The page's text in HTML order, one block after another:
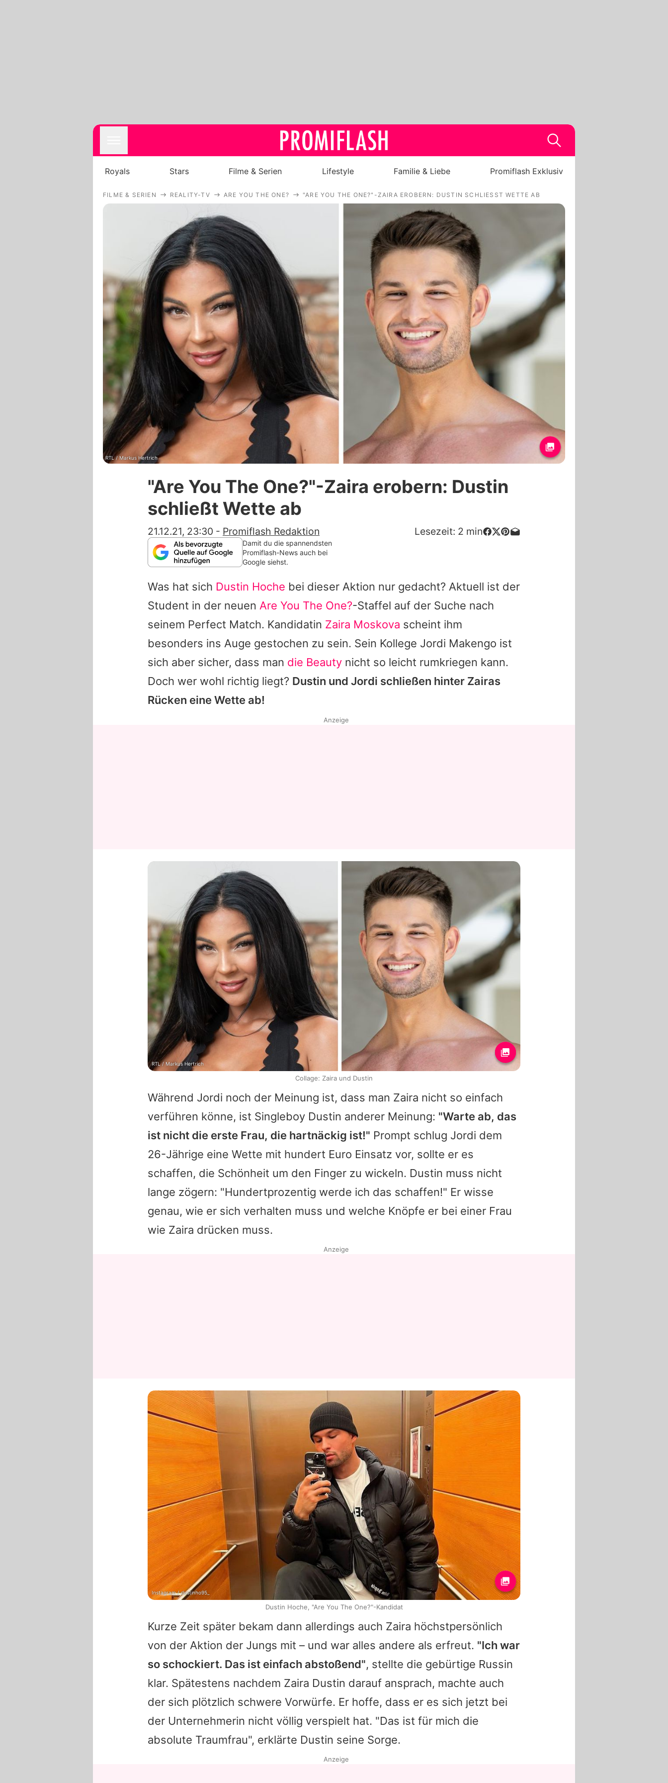
Royals
Familie & Liebe
Promiflash Exklusiv
Alle Themen auf Promiflash
Jobs
App runterladen
Team
Redaktionelle Richtlinien
Impressum
Datenschutzerklärung
Nutzungsbedingungen
Royals Stars Filme & Serien Lifestyle Familie & Liebe Promiflash Exklusiv
FILME & SERIEN REALITY-TV ARE YOU THE ONE? "ARE YOU THE ONE?"-ZAIRA EROBERN: DUSTIN SCHLIESST WETTE AB
RTL / Markus Hertrich
"Are You The One?"-Zaira erobern: Dustin
schließt Wette ab
21.12.21, 23:30 - Promiflash Redaktion Lesezeit: 2 min
Damit du die spannendsten
Promiflash-News auch bei
Google siehst.
Was hat sich Dustin Hoche bei dieser Aktion nur gedacht? Aktuell ist der
Student in der neuen Are You The One?-Staffel auf der Suche nach
seinem Perfect Match. Kandidatin Zaira Moskova scheint ihm
besonders ins Auge gestochen zu sein. Sein Kollege Jordi Makengo ist
sich aber sicher, dass man die Beauty nicht so leicht rumkriegen kann.
Doch wer wohl richtig liegt? Dustin und Jordi schließen hinter Zairas
Rücken eine Wette ab!
Während Jordi noch der Meinung ist, dass man Zaira nicht so einfach
verführen könne, ist Singleboy Dustin anderer Meinung: "Warte ab, das
ist nicht die erste Frau, die hartnäckig ist!" Prompt schlug Jordi dem
26-Jährige eine Wette mit hundert Euro Einsatz vor, sollte er es
schaffen, die Schönheit um den Finger zu wickeln. Dustin muss nicht
lange zögern: "Hundertprozentig werde ich das schaffen!" Er wisse
genau, wie er sich verhalten muss und welche Knöpfe er bei einer Frau
wie Zaira drücken muss.
Kurze Zeit später bekam dann allerdings auch Zaira höchstpersönlich
von der Aktion der Jungs mit – und war alles andere als erfreut. "Ich war
so schockiert. Das ist einfach abstoßend", stellte die gebürtige Russin
klar. Spätestens nachdem Zaira Dustin darauf ansprach, machte auch
der sich plötzlich schwere Vorwürfe. Er hoffe, dass er es sich jetzt bei
der Unternehmerin nicht völlig verspielt hat. "Das ist für mich die
absolute Traumfrau", erklärte Dustin seine Sorge.
Anzeige
RTL / Markus Hertrich
Collage: Zaira und Dustin
Anzeige
Instagram / dustinho95_
Dustin Hoche, "Are You The One?"-Kandidat
Anzeige